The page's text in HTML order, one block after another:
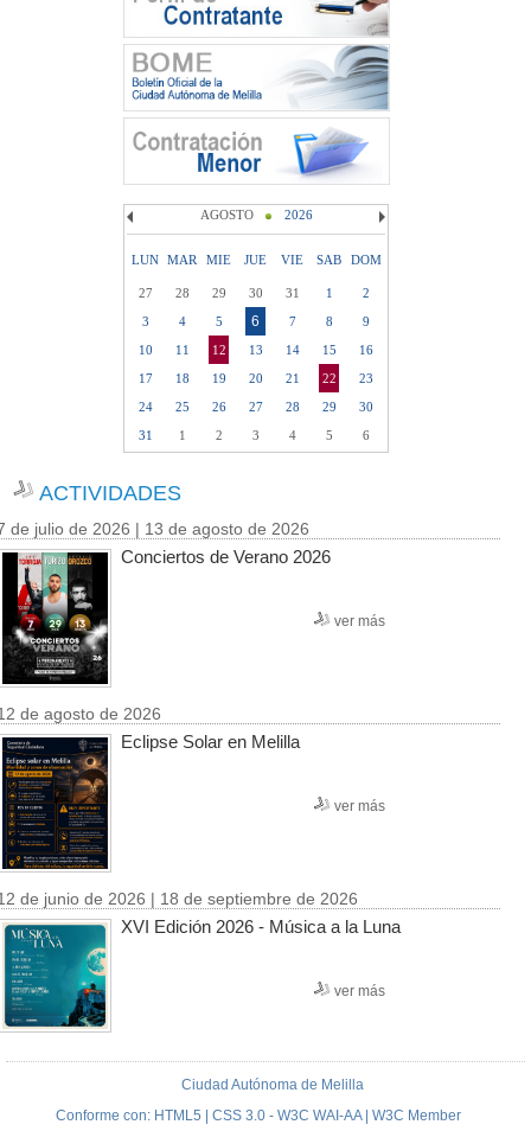
AGOSTO 2026
LUN MAR MIE JUE VIE SAB DOM
27 28 29 30 31 1
2
3
4 5 6 7 8
9
10
11 12 13 14 15
16
17
18 19 20 21 22
23
24
25 26 27 28 29
30
31
1 2 3 4 5 6
ACTIVIDADES
de julio de 2026 | 13 de agosto de 2026
Conciertos de Verano 2026
ver más
de agosto de 2026
Eclipse Solar en Melilla
ver más
de junio de 2026 | 18 de septiembre de 2026
XVI Edición 2026 - Música a la Luna
ver más
Ciudad Autónoma de Melilla
Conforme con: HTML5 | CSS 3.0 - W3C WAI-AA | W3C Member